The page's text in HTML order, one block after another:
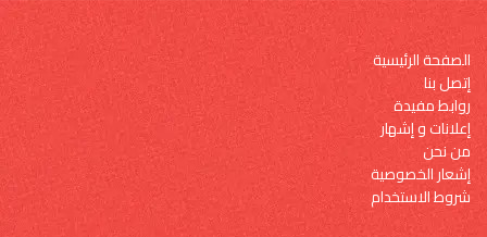
الصفحة الرئيسية
إتصل بنا
روابط مفيدة
إعلانات و إشهار
من نحن
إشعار الخصوصية
شروط الاستخدام